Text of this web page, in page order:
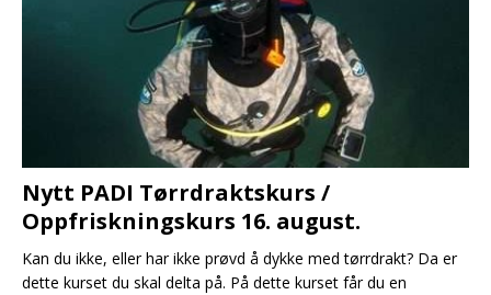
Nytt PADI Tørrdraktskurs /
Oppfriskningskurs 16. august.
Kan du ikke, eller har ikke prøvd å dykke med tørrdrakt? Da er
dette kurset du skal delta på. På dette kurset får du en